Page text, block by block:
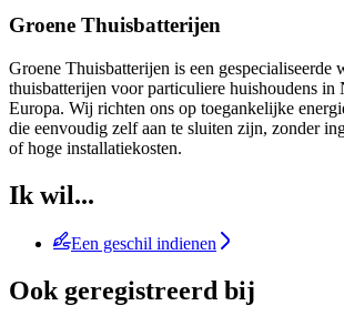
Groene Thuisbatterijen
Groene Thuisbatterijen is een gespecialiseerde
thuisbatterijen voor particuliere huishoudens in
Europa. Wij richten ons op toegankelijke
die eenvoudig zelf aan te sluiten zijn, zonder
of hoge installatiekosten.
Ik wil...
Een geschil indienen
Ook geregistreerd bij